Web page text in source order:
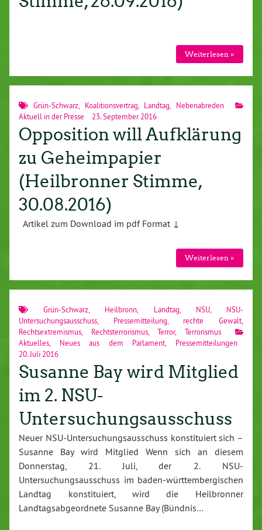
Weiterlesen »
Grün-Schwarz, Koalitionsvertrag Landtag
Nebenabreden
Aktuell in der Presse
23. September 2016
Opposition will Aufklärung
zu Geheimpapier
(Heilbronner Stimme,
30.08.2016)
Artikel zum Download im pdf Format ↓
Weiterlesen »
Grün-Schwarz Heilbronn Landtag NSU, NSU-
Untersuchungsausschuss
Pressemitteilung rechte Gewalt
Rechtsextremismus
Rechtsterrorismus, Terror, Terrorismus
Aktuelles
Neues aus dem Parlament
Pressemitteilungen
20. Juli 2016
Susanne Bay wird Mitglied
im 2. NSU-
Untersuchungsausschuss
Neuer NSU-Untersuchungsausschuss konstituiert sich –
Susanne Bay wird Mitglied Wenn sich an diesem
Donnerstag, 21. Juli, der 2. NSU-
Untersuchungsausschuss im baden-württembergischen
Landtag konstituiert, wird die Heilbronner
Landtagsabgeordnete Susanne Bay (Bündnis…